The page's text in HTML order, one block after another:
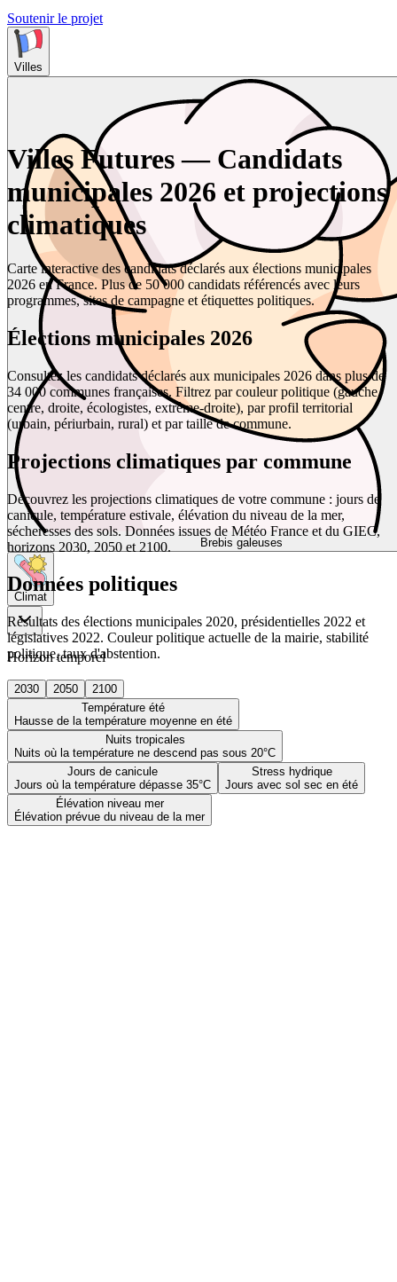
Soutenir le projet
Villes
Brebis galeuses
Climat
Horizon temporel
2030 2050
2100
Température été
Hausse de la température moyenne en été
Nuits tropicales
Nuits où la température ne descend pas sous 20°C
Jours de canicule
Jours où la température dépasse 35°C
Stress hydrique
Jours avec sol sec en été
Élévation niveau mer
Élévation prévue du niveau de la mer
Villes Futures — Candidats
municipales 2026 et projections
climatiques
Carte interactive des candidats déclarés aux élections municipales
2026 en France. Plus de 50 000 candidats référencés avec leurs
programmes, sites de campagne et étiquettes politiques.
Élections municipales 2026
Consultez les candidats déclarés aux municipales 2026 dans plus de
34 000 communes françaises. Filtrez par couleur politique (gauche,
centre, droite, écologistes, extrême-droite), par profil territorial
(urbain, périurbain, rural) et par taille de commune.
Projections climatiques par commune
Découvrez les projections climatiques de votre commune : jours de
canicule, température estivale, élévation du niveau de la mer,
sécheresses des sols. Données issues de Météo France et du GIEC,
horizons 2030, 2050 et 2100.
Données politiques
Résultats des élections municipales 2020, présidentielles 2022 et
législatives 2022. Couleur politique actuelle de la mairie, stabilité
politique, taux d'abstention.